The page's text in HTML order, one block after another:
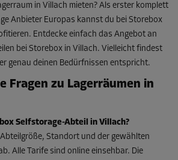
in Villach mieten? Als erster komplett
Anbieter Europas kannst du bei Storebox
Entdecke einfach das Angebot an
bei Storebox in Villach. Vielleicht findest
genau deinen Bedürfnissen entspricht.
Fragen zu Lagerräumen in
Selfstorage-Abteil in Villach?
Abteilgröße, Standort und der gewählten
Alle Tarife sind online einsehbar. Die